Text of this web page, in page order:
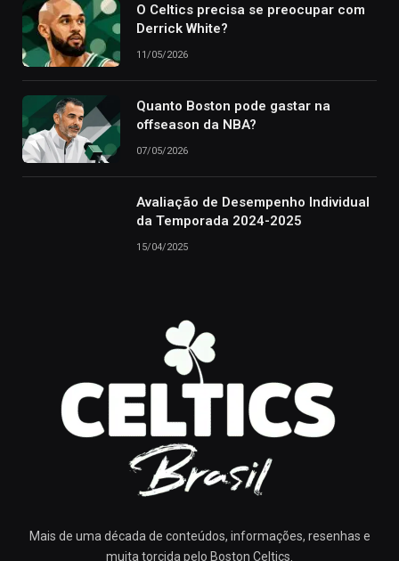
O Celtics precisa se preocupar com
Derrick White?
11/05/2026
Quanto Boston pode gastar na
offseason da NBA?
07/05/2026
Avaliação de Desempenho Individual
da Temporada 2024-2025
15/04/2025
Mais de uma década de conteúdos, informações, resenhas e
muita torcida pelo Boston Celtics.